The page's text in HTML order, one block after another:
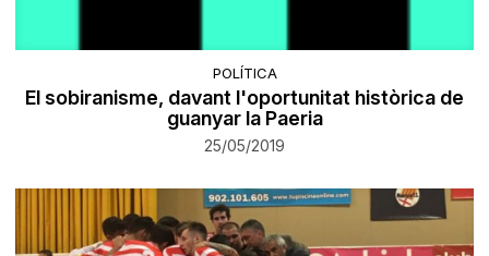
POLÍTICA
El sobiranisme, davant l'oportunitat històrica de
guanyar la Paeria
25/05/2019